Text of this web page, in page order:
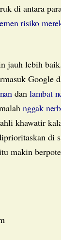
di antara
risiko
Google
dan lambat
nggak
khawatir
di
makin